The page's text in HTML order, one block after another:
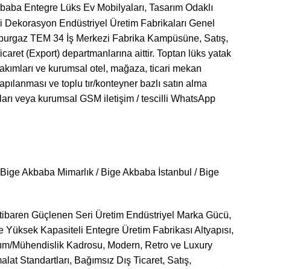
Entegre Lüks Ev Mobilyaları, Tasarım Odaklı
Endüstriyel Üretim Fabrikaları Genel
TEM 34 İş Merkezi Fabrika Kampüsüne, Satış,
(Export) departmanlarına aittir. Toptan lüks yatak
ve kurumsal otel, mağaza, ticari mekan
ve toplu tır/konteyner bazlı satın alma
veya kurumsal GSM iletişim / tescilli WhatsApp
Akbaba Mimarlık / Bige Akbaba İstanbul / Bige
Güçlenen Seri Üretim Endüstriyel Marka Gücü,
Kapasiteli Entegre Üretim Fabrikası Altyapısı,
Mühendislik Kadrosu, Modern, Retro ve Luxury
Standartları, Bağımsız Dış Ticaret, Satış,